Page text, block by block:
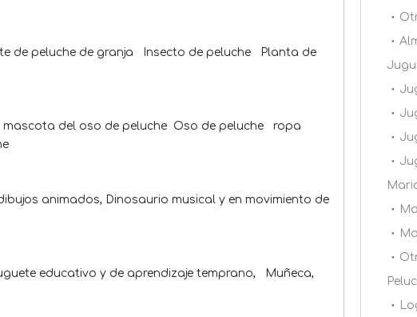
de peluche de granja Insecto de peluche Planta de
del oso de peluche Oso de peluche ropa
animados, Dinosaurio musical y en movimiento de
educativo y de aprendizaje temprano, Muñeca,